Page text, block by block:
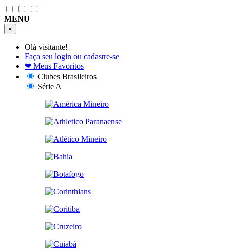
MENU
×
Olá visitante!
Faça seu login ou cadastre-se
❤ Meus Favoritos
Clubes Brasileiros
Série A